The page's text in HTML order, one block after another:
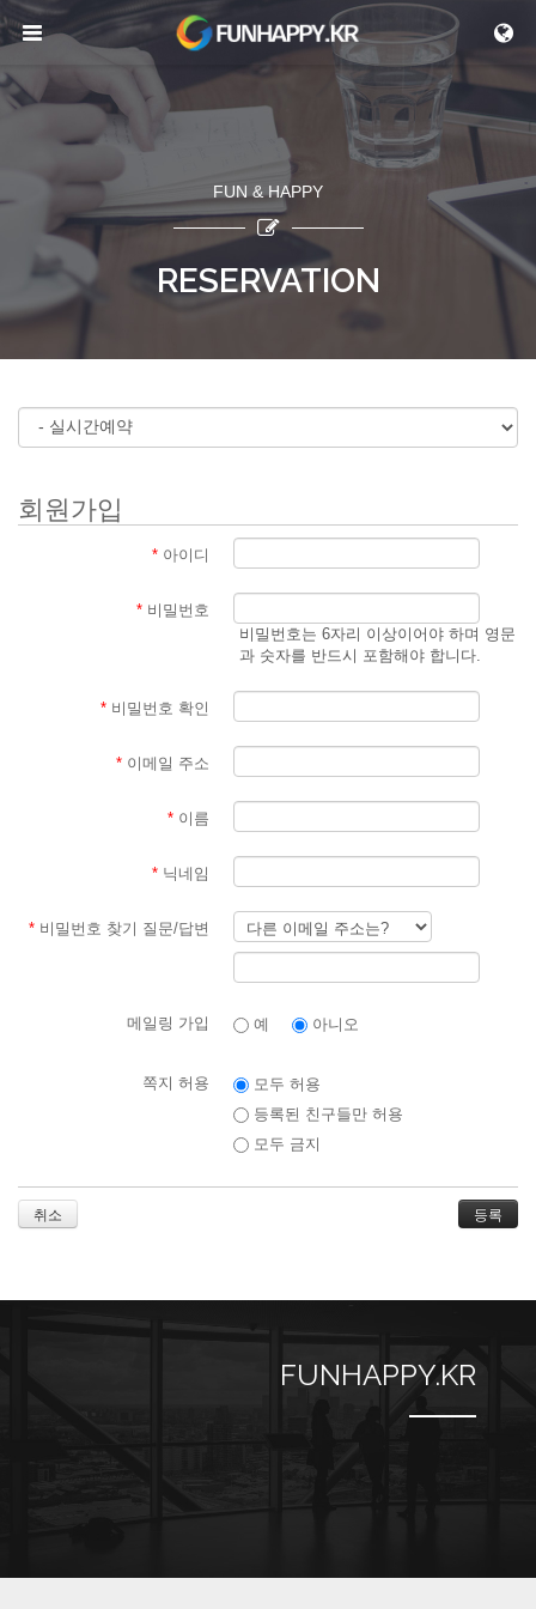
FUN & HAPPY
RESERVATION
회원가입
* 아이디
* 비밀번호
비밀번호는 6자리 이상이어야 하며 영문
과 숫자를 반드시 포함해야 합니다.
* 비밀번호 확인
* 이메일 주소
* 이름
* 닉네임
* 비밀번호 찾기 질문/답변
메일링 가입 예 아니오
쪽지 허용
모두 허용
등록된 친구들만 허용
모두 금지
취소
FUNHAPPY.KR